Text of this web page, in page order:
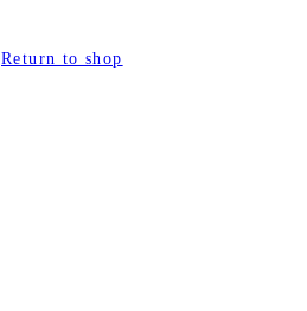
Return to shop